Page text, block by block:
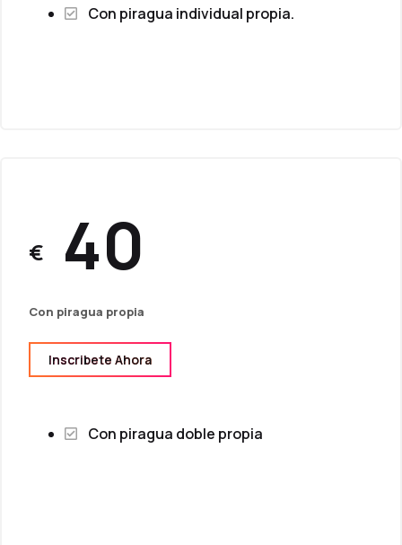
Con piragua individual propia.
Con piragua propia
€ 40
Con piragua doble propia
Inscribete Ahora